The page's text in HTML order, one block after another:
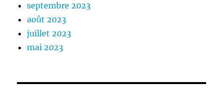
septembre 2023
août 2023
juillet 2023
mai 2023